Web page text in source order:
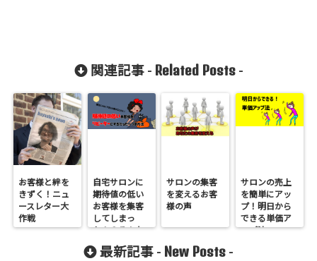
関連記事 - Related Posts-
お客様と絆を
きずく！ニュ
ースレター大
作戦
自宅サロンに
期待値の低い
お客様を集客
してしまっ
た！？そんな
お客様をリピ
ーターにする
サロンの集客
を変えるお客
様の声
サロンの売上
を簡単にアッ
プ！明日から
できる単価ア
ップ法
最新記事 - New Posts -